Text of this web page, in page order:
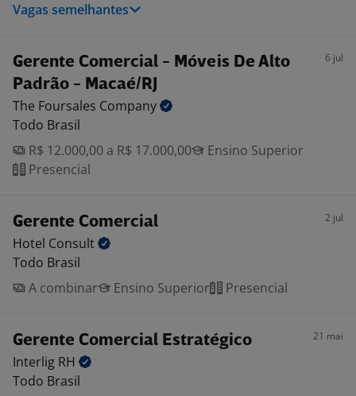
Vagas semelhantes
Gerente Comercial - Móveis De Alto
Padrão - Macaé/RJ
6 jul
The Foursales Company
Todo Brasil
R$ 12.000,00 a R$ 17.000,00
Ensino Superior
Presencial
Gerente Comercial 2 jul
Hotel Consult
Todo Brasil
A combinar
Ensino Superior Presencial
Gerente Comercial Estratégico 21 mai
Interlig RH
Todo Brasil